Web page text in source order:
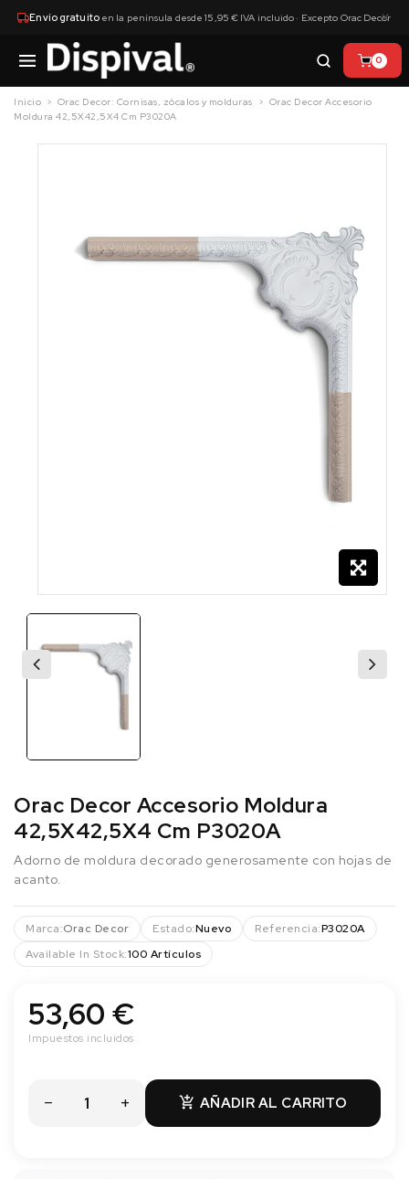
Envío gratuitoen la península desde 15,95 € IVA incluido · Excepto Orac Decor
×
0
Inicio Orac Decor: Cornisas, zócalos y molduras
Orac Decor Accesorio
Moldura 42,5X42,5X4 Cm P3020A
Orac Decor Accesorio Moldura
42,5X42,5X4 Cm P3020A
Adorno de moldura decorado generosamente con hojas de
acanto.
Marca:Orac Decor Estado:Nuevo Referencia:P3020A
Available In Stock:100 Artículos
53,60 €
Impuestos incluidos
 AÑADIR AL CARRITO